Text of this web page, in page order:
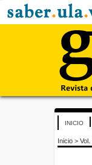
INICIO
Inicio >